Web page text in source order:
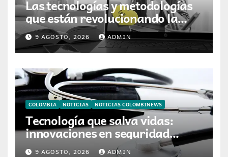
Las tecnologías y metodologías
que están revolucionando la
forma de enseñar y aprender en
Colombia
9 AGOSTO, 2026 ADMIN
COLOMBIA NOTICIAS NOTICIAS COLOMBINEWS
Tecnología que salva vidas:
innovaciones en seguridad
laboral se toman ESS+
9 AGOSTO, 2026 ADMIN